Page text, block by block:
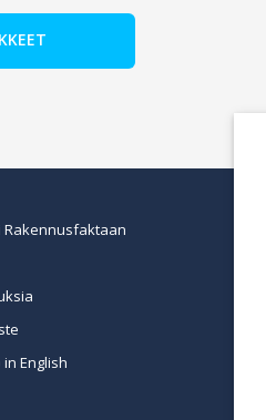
Rakennusfaktaan
English